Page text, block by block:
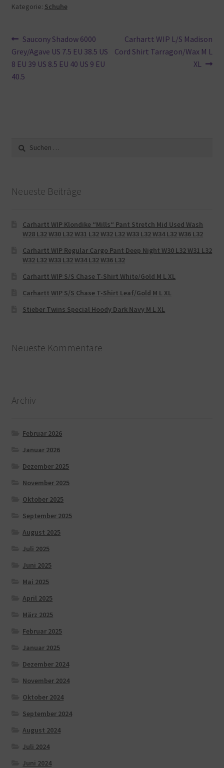
Kategorie: Schuhe
Beitragsnavigation
Vorheriger
Beitrag:
Saucony Shadow 6000
Grey/Agave US 7.5 EU 38.5 US
8 EU 39 US 8.5 EU 40 US 9 EU
40.5
Nächster
Beitrag:
Carhartt WIP L/S Madison
Cord Shirt Tarragon/Wax M L
XL
Suche
nach:
Neueste Beiträge
Carhartt WIP Klondike “Mills“ Pant Stretch Mid Used Wash
W28 L32 W30 L32 W31 L32 W32 L32 W33 L32 W34 L32 W36 L32
Carhartt WIP Regular Cargo Pant Deep Night W30 L32 W31 L32
W32 L32 W33 L32 W34 L32 W36 L32
Carhartt WIP S/S Chase T-Shirt White/Gold M L XL
Carhartt WIP S/S Chase T-Shirt Leaf/Gold M L XL
Stieber Twins Special Hoody Dark Navy M L XL
Neueste Kommentare
Archiv
Februar 2026
Januar 2026
Dezember 2025
November 2025
Oktober 2025
September 2025
August 2025
Juli 2025
Juni 2025
Mai 2025
April 2025
März 2025
Februar 2025
Januar 2025
Dezember 2024
November 2024
Oktober 2024
September 2024
August 2024
Juli 2024
Juni 2024